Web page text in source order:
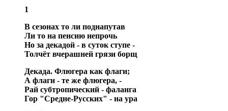
1
В сезонах то ли поднапутав
Ли то на пенсию непрочь
Но за декадой - в суток ступе -
Толчёт вчерашней грязи борщ
Декада. Флюгера как флаги;
А флаги - те же флюгера, -
Рай субтропический - фаланга
Гор "Средне-Русских" - на ура